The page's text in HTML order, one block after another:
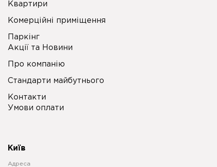
Квартири
Комерційні приміщення
Паркінг
Акції та Новини
Про компанію
Стандарти майбутнього
Контакти
Умови оплати
Київ
Адреса